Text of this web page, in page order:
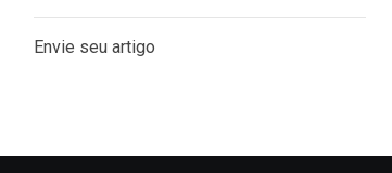
Envie seu artigo